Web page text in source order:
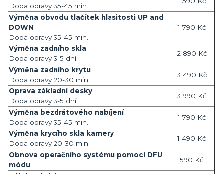
Doba opravy 35-45 min.
Výměna obvodu tlačítek hlasitosti UP and
DOWN
Doba opravy 35-45 min.
1 790 Kč
Výměna zadního skla
Doba opravy 3-5 dní.
2 890 Kč
Výměna zadního krytu
Doba opravy 20-30 min.
3 490 Kč
Oprava základní desky
Doba opravy 3-5 dní.
3 990 Kč
Výměna bezdrátového nabíjení
Doba opravy 35-45 min.
1 790 Kč
Výměna krycího skla kamery
Doba opravy 20-30 min.
1 490 Kč
Obnova operačního systému pomocí DFU
módu
590 Kč